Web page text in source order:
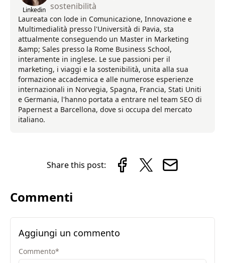
Linkedin sostenibilità
Laureata con lode in Comunicazione, Innovazione e
Multimedialità presso l'Università di Pavia, sta
attualmente conseguendo un Master in Marketing
&amp; Sales presso la Rome Business School,
interamente in inglese. Le sue passioni per il
marketing, i viaggi e la sostenibilità, unita alla sua
formazione accademica e alle numerose esperienze
internazionali in Norvegia, Spagna, Francia, Stati Uniti
e Germania, l'hanno portata a entrare nel team SEO di
Papernest a Barcellona, dove si occupa del mercato
italiano.
Share this post:
Commenti
Aggiungi un commento
Commento*